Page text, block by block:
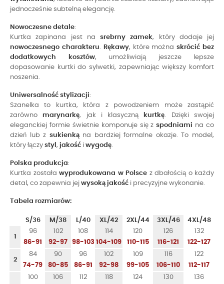
jednocześnie subtelną elegancję.
Nowoczesne detale:
Kurtka zapinana jest na srebrny zamek, który dodaje jej
nowoczesnego charakteru. Rękawy, które możnaskrócić bez
dodatkowych kosztów, umożliwiają jeszcze lepsze
dopasowanie kurtki do sylwetki, zapewniając większy komfort
noszenia.
Uniwersalność stylizacji:
Szanelka to kurtka, która z powodzeniem może zastąpić
zarówno marynarkę, jak i klasyczną kurtkę. Dzięki swojej
eleganckiej formie świetnie komponuje się zspodniami na co
dzień lub z sukienkąna bardziej formalne okazje. To model,
który łączy styl , jakość i wygodę.
Polska produkcja:
Kurtka została wyprodukowana w Polsce z dbałością o każdy
detal, co zapewnia jej wysoką jakość i precyzyjne wykonanie.
Tabela rozmiarów:
S/36 M/38 L/40 XL/42 2XL/44 3XL/46 4XL/48
96 102 108 114 120 126
132
86-91
92-97 98-103 104-109 110-115 116-121 122-127
2
84 90 96 102 109 116
122
74-79
80-85 86-91 92-98 99-105 106-110 112-117
100 106 112 118 124 130 136